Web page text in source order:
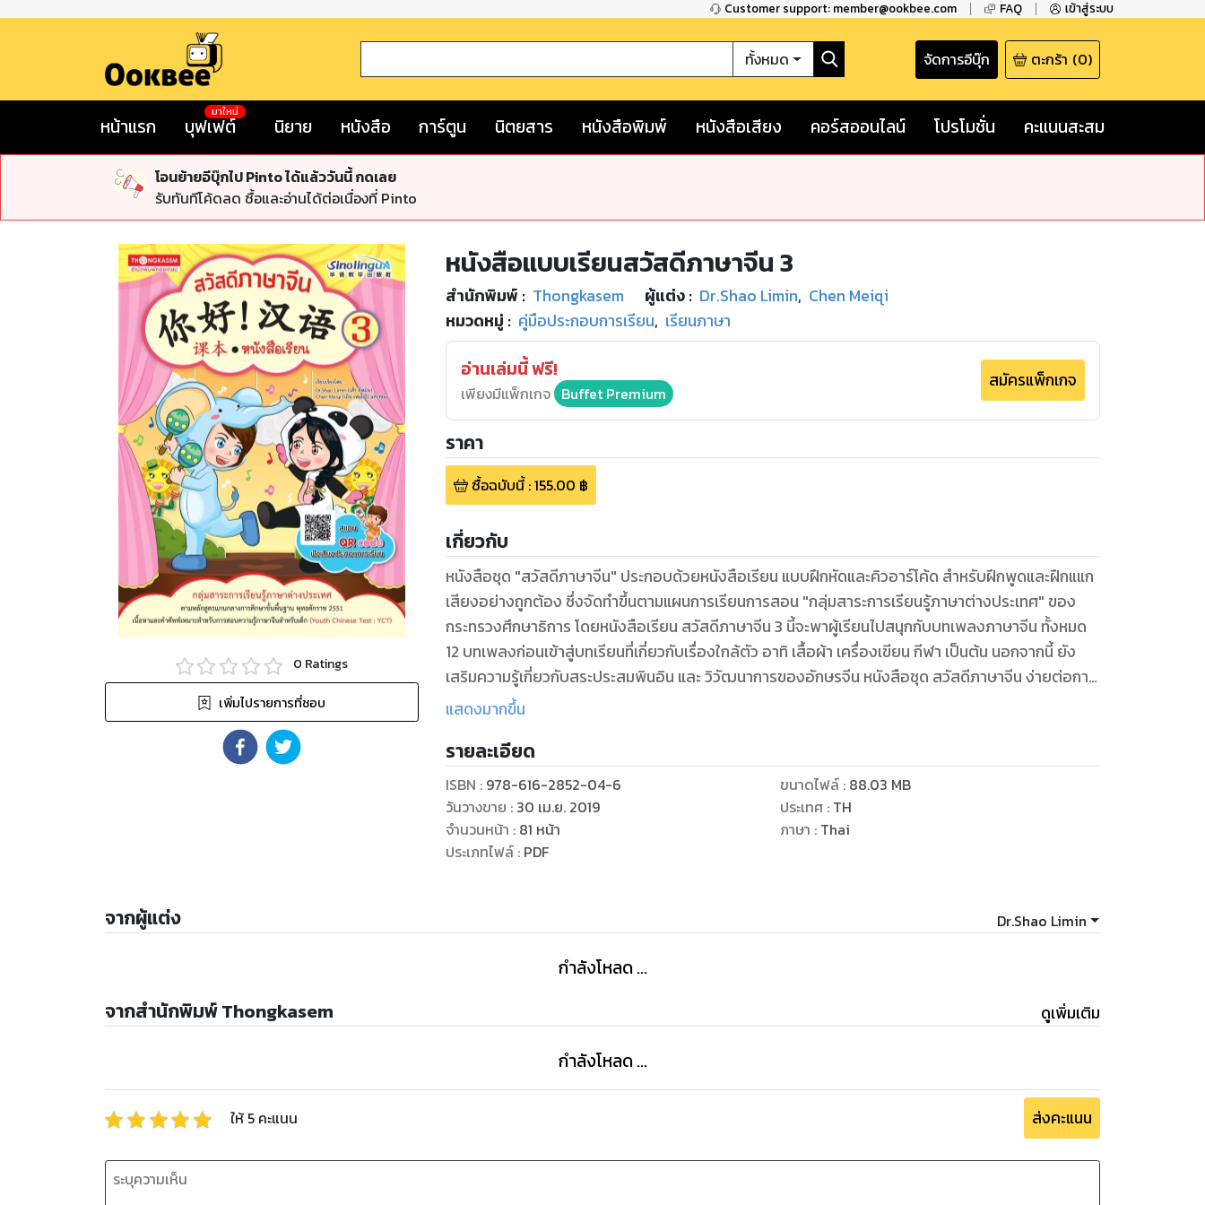
Customer support: member@ookbee.com FAQ เข้าสู่ระบบ
ทั้งหมด จัดการอีบุ๊ก ตะกร้า (0)
หน้าแรก บุฟเฟต์
มาใหม่
นิยาย หนังสือ การ์ตูน นิตยสาร หนังสือพิมพ์ หนังสือเสียง คอร์สออนไลน์ โปรโมชั่น คะแนนสะสม
โอนย้ายอีบุ๊กไป Pinto ได้แล้ววันนี้ กดเลย
รับทันทีโค้ดลด ซื้อและอ่านได้ต่อเนื่องที่ Pinto
0 Ratings
เพิ่มไปรายการที่ชอบ
หนังสือแบบเรียนสวัสดีภาษาจีน 3
สำนักพิมพ์ : Thongkasem ผู้แต่ง : Dr.Shao Limin, Chen Meiqi
หมวดหมู่ : คู่มือประกอบการเรียน, เรียนภาษา
อ่านเล่มนี้ ฟรี!
เพียงมีแพ็กเกจ Buffet Premium
สมัครแพ็กเกจ
ราคา
ซื้อฉบับนี้:155.00 ฿
เกี่ยวกับ
หนังสือชุด "สวัสดีภาษาจีน" ประกอบด้วยหนังสือเรียน แบบฝึกหัดและคิวอาร์โค้ด สำหรับฝึกพูดและฝึกแแก
เสียงอย่างถูกต้อง ซึ่งจัดทำขึ้นตามแผนการเรียนการสอน "กลุ่มสาระการเรียนรู้ภาษาต่างประเทศ" ของ
กระทรวงศึกษาธิการ โดยหนังสือเรียน สวัสดีภาษาจีน 3 นี้จะพาผู้เรียนไปสนุกกับบทเพลงภาษาจีน ทั้งหมด
12 บทเพลงก่อนเข้าสู่บทเรียนที่เกี่ยวกับเรื่องใกล้ตัว อาทิ เสื้อผ้า เครื่องเขียน กีฬา เป็นต้น นอกจากนี้ ยัง
เสริมความรู้เกี่ยวกับสระประสมพินอิน และ วิวัฒนาการของอักษรจีน หนังสือชุด สวัสดีภาษาจีน ง่ายต่อการ
เรียนการสอนทั้งยังเหมาะสำหรับผู้ที่สนใจจะฝึกฝนภาษาจีนด้วยตนเองและเพื่อเสริมการเรียนให้มี
แสดงมากขึ้น
รายละเอียด
ISBN : 978-616-2852-04-6
วันวางขาย : 30 เม.ย. 2019
จำนวนหน้า : 81 หน้า
ประเภทไฟล์: PDF
ขนาดไฟล์: 88.03 MB
ประเทศ : TH
ภาษา : Thai
จากผู้แต่ง Dr.Shao Limin
กำลังโหลด ...
จากสำนักพิมพ์ Thongkasem ดูเพิ่มเติม
กำลังโหลด ...
ให้ 5 คะแนน ส่งคะแนน